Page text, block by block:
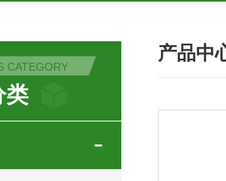
COSMOSIL 1.8PBr五溴苯基色谱柱
菟丝子 柠檬黄色谱柱
印度Force Scientific Rubitas色谱柱
CATEGORY
类
产品中